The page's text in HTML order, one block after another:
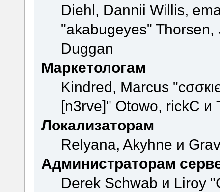
Diehl, Dannii Willis,
"akabugeyes"
Duggan
Маркетологам
Kindred, Marcus
[n3rve]" Otowo, rickC и
Локализаторам
Relyana, Akyhne и
Администраторам
Derek Schwab и Liroy